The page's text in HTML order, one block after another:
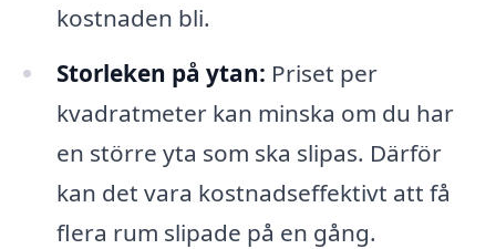
kostnaden bli.
Storleken på ytan: Priset per
kvadratmeter kan minska om du har
en större yta som ska slipas. Därför
kan det vara kostnadseffektivt att få
flera rum slipade på en gång.